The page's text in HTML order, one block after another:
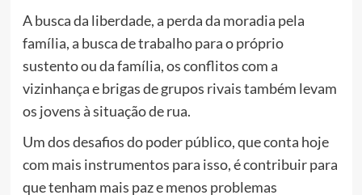
A busca da liberdade, a perda da moradia pela
família, a busca de trabalho para o próprio
sustento ou da família, os conflitos com a
vizinhança e brigas de grupos rivais também levam
os jovens à situação de rua.
Um dos desafios do poder público, que conta hoje
com mais instrumentos para isso, é contribuir para
que tenham mais paz e menos problemas